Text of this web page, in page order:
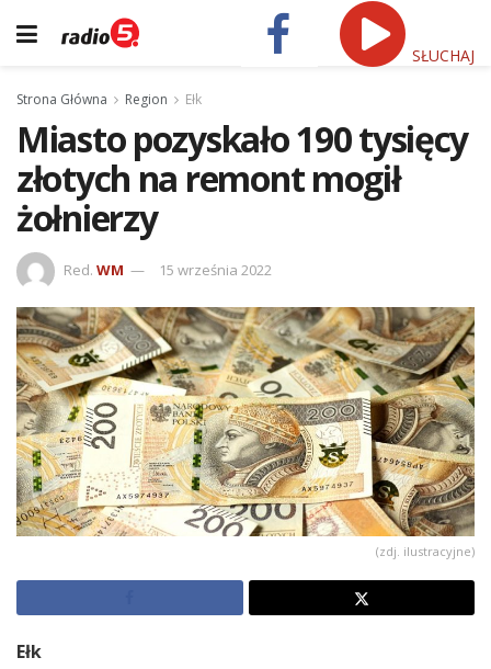
SŁUCHAJ
Strona Główna Region Ełk
Miasto pozyskało 190 tysięcy
złotych na remont mogił
żołnierzy
Red. WM 15 września 2022
(zdj. ilustracyjne)
Ełk